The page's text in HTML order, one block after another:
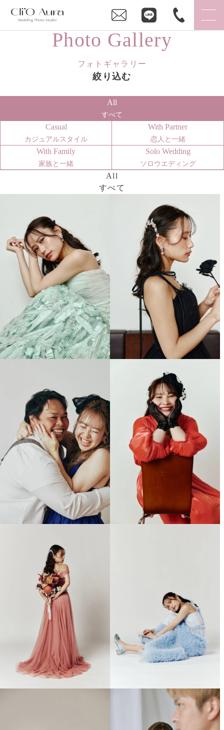
Photo Gallery
フォトギャラリー
絞り込む
All
すべて
Casual
カジュアルスタイル
With Partner
恋人と一緒
With Family
家族と一緒
Solo Wedding
ソロウエディング
All
すべて